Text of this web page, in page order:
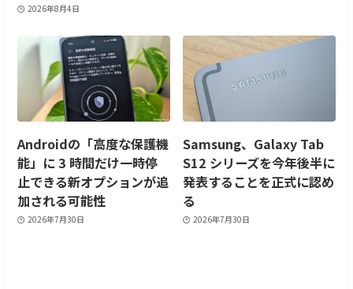
2026年8月4日
Androidの「高度な保護機
能」に 3 時間だけ一時停
止できる新オプションが追
加される可能性
2026年7月30日
Samsung、Galaxy Tab
S12 シリーズを今年後半に
発表することを正式に認め
る
2026年7月30日